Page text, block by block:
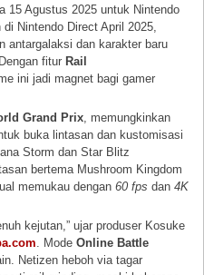
15 Agustus 2025 untuk Nintendo
Nintendo Direct April 2025,
antargalaksi dan karakter baru
fitur Rail
ini jadi magnet bagi gamer
Grand Prix, memungkinkan
buka lintasan dan kustomisasi
Storm dan Star Blitz
bertema Mushroom Kingdom
memukau dengan60 fps dan4K
kejutan,” ujar produser Kosuke
. ModeOnline Battle
Netizen heboh via tagar